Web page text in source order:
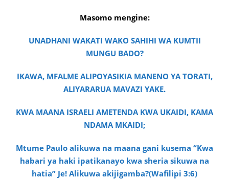
Masomo mengine:
UNADHANI WAKATI WAKO SAHIHI WA KUMTII
MUNGU BADO?
IKAWA, MFALME ALIPOYASIKIA MANENO YA TORATI,
ALIYARARUA MAVAZI YAKE.
KWA MAANA ISRAELI AMETENDA KWA UKAIDI, KAMA
NDAMA MKAIDI;
Mtume Paulo alikuwa na maana gani kusema “Kwa
habari ya haki ipatikanayo kwa sheria sikuwa na
hatia” Je! Alikuwa akijigamba?(Wafilipi 3:6)